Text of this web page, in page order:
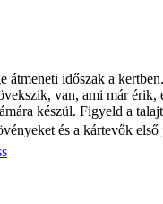
átmeneti időszak a
van, ami már érik,
készül. Figyeld a
és a kártevők